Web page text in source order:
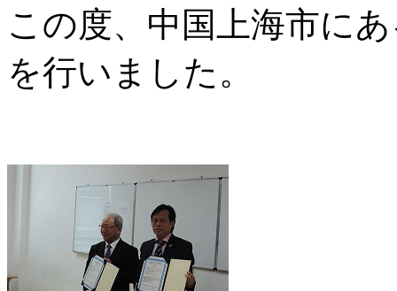
この度、中国上海市に
を行いました。